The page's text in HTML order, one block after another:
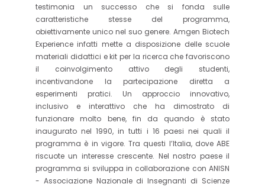
testimonia un successo che si fonda sulle
caratteristiche stesse del programma,
obiettivamente unico nel suo genere. Amgen Biotech
Experience infatti mette a disposizione delle scuole
materiali didattici e kit per la ricerca che favoriscono
il coinvolgimento attivo degli studenti,
incentivandone la partecipazione diretta a
esperimenti pratici. Un approccio innovativo,
inclusivo e interattivo che ha dimostrato di
funzionare molto bene, fin da quando è stato
inaugurato nel 1990, in tutti i 16 paesi nei quali il
programma è in vigore. Tra questi l’Italia, dove ABE
riscuote un interesse crescente. Nel nostro paese il
programma si sviluppa in collaborazione con ANISN
- Associazione Nazionale di Insegnanti di Scienze